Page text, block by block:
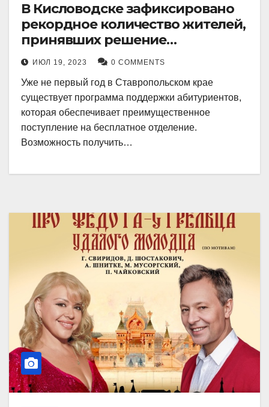
В Кисловодске зафиксировано
рекордное количество жителей,
принявших решение
воспользоваться
установленными мерами, с
целью поступления в
медицинский вуз в районе.
ИЮЛ 19, 2023 0 COMMENTS
Уже не первый год в Ставропольском крае
существует программа поддержки абитуриентов,
которая обеспечивает преимущественное
поступление на бесплатное отделение.
Возможность получить…